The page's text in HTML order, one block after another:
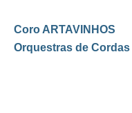
Coro ARTAVINHOS
Orquestras de Cordas